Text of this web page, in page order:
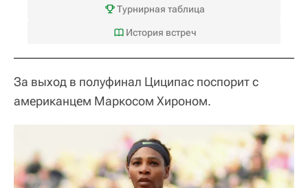
Турнирная таблица
История встреч
За выход в полуфинал Циципас поспорит с
американцем Маркосом Хироном.